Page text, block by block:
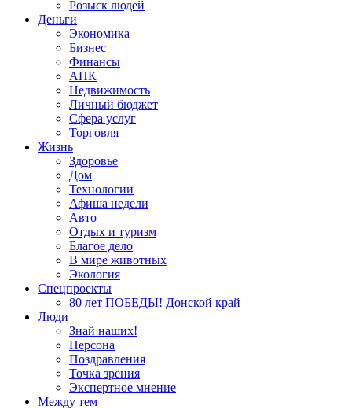
Розыск людей
Деньги
Экономика
Бизнес
Финансы
АПК
Недвижимость
Личный бюджет
Сфера услуг
Торговля
Жизнь
Здоровье
Дом
Технологии
Афиша недели
Авто
Отдых и туризм
Благое дело
В мире животных
Экология
Спецпроекты
80 лет ПОБЕДЫ! Донской край
Люди
Знай наших!
Персона
Поздравления
Точка зрения
Экспертное мнение
Между тем